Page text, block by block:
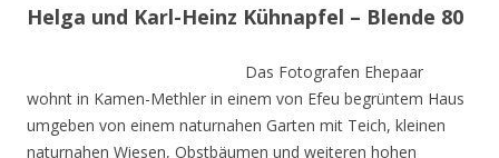
Helga und Karl-Heinz Kühnapfel – Blende 80
Das Fotografen Ehepaar
wohnt in Kamen-Methler in einem von Efeu begrüntem Haus
umgeben von einem naturnahen Garten mit Teich, kleinen
naturnahen Wiesen, Obstbäumen und weiteren hohen